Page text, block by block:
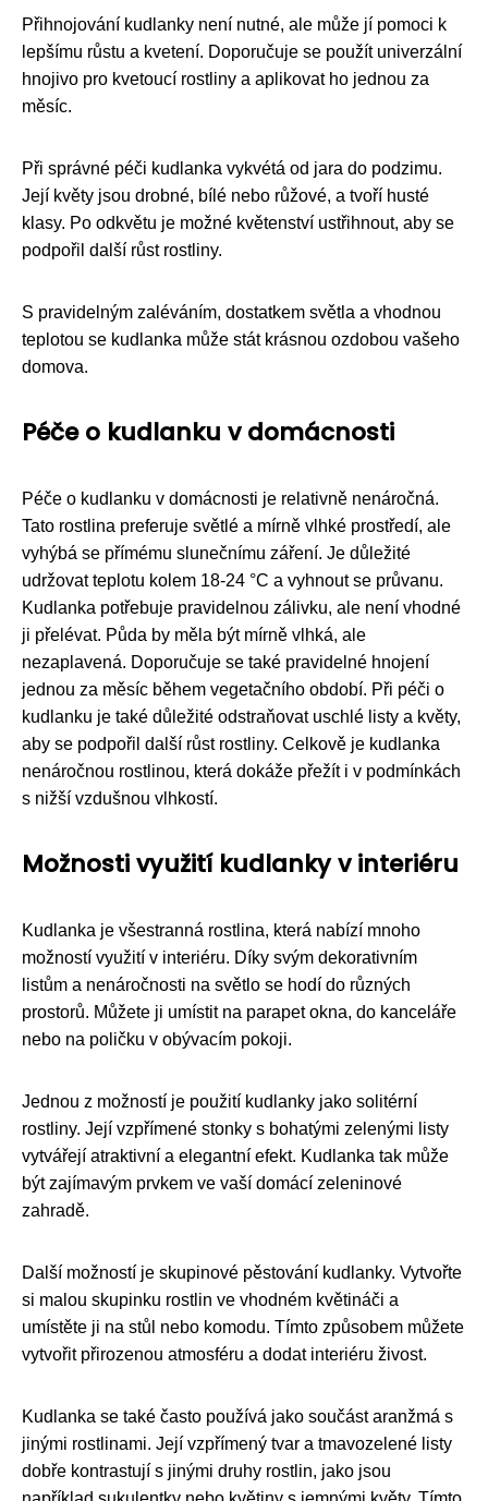
Přihnojování kudlanky není nutné, ale může jí pomoci k
lepšímu růstu a kvetení. Doporučuje se použít univerzální
hnojivo pro kvetoucí rostliny a aplikovat ho jednou za
měsíc.
Při správné péči kudlanka vykvétá od jara do podzimu.
Její květy jsou drobné, bílé nebo růžové, a tvoří husté
klasy. Po odkvětu je možné květenství ustřihnout, aby se
podpořil další růst rostliny.
S pravidelným zaléváním, dostatkem světla a vhodnou
teplotou se kudlanka může stát krásnou ozdobou vašeho
domova.
Péče o kudlanku v domácnosti
Péče o kudlanku v domácnosti je relativně nenáročná.
Tato rostlina preferuje světlé a mírně vlhké prostředí, ale
vyhýbá se přímému slunečnímu záření. Je důležité
udržovat teplotu kolem 18-24 °C a vyhnout se průvanu.
Kudlanka potřebuje pravidelnou zálivku, ale není vhodné
ji přelévat. Půda by měla být mírně vlhká, ale
nezaplavená. Doporučuje se také pravidelné hnojení
jednou za měsíc během vegetačního období. Při péči o
kudlanku je také důležité odstraňovat uschlé listy a květy,
aby se podpořil další růst rostliny. Celkově je kudlanka
nenáročnou rostlinou, která dokáže přežít i v podmínkách
s nižší vzdušnou vlhkostí.
Možnosti využití kudlanky v interiéru
Kudlanka je všestranná rostlina, která nabízí mnoho
možností využití v interiéru. Díky svým dekorativním
listům a nenáročnosti na světlo se hodí do různých
prostorů. Můžete ji umístit na parapet okna, do kanceláře
nebo na poličku v obývacím pokoji.
Jednou z možností je použití kudlanky jako solitérní
rostliny. Její vzpřímené stonky s bohatými zelenými listy
vytvářejí atraktivní a elegantní efekt. Kudlanka tak může
být zajímavým prvkem ve vaší domácí zeleninové
zahradě.
Další možností je skupinové pěstování kudlanky. Vytvořte
si malou skupinku rostlin ve vhodném květináči a
umístěte ji na stůl nebo komodu. Tímto způsobem můžete
vytvořit přirozenou atmosféru a dodat interiéru živost.
Kudlanka se také často používá jako součást aranžmá s
jinými rostlinami. Její vzpřímený tvar a tmavozelené listy
dobře kontrastují s jinými druhy rostlin, jako jsou